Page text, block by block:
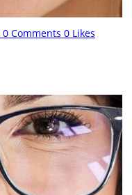
0 Comments 0 Likes